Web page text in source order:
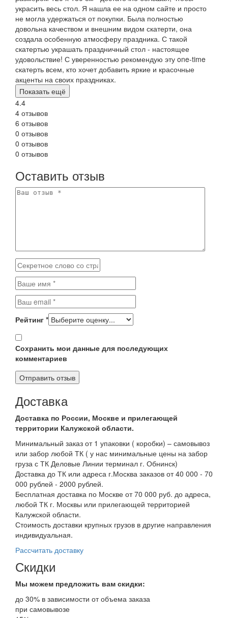
украсить весь стол. Я нашла ее на одном сайте и просто
не могла удержаться от покупки. Была полностью
довольна качеством и внешним видом скатерти, она
создала особенную атмосферу праздника. С такой
скатертью украшать праздничный стол - настоящее
удовольствие! С уверенностью рекомендую эту one-time
скатерть всем, кто хочет добавить яркие и красочные
акценты на своих праздниках.
Показать ещё
4.4
4 отзывов
6 отзывов
0 отзывов
0 отзывов
0 отзывов
Оставить отзыв
Рейтинг *
Сохранить мои данные для последующих
комментариев
Доставка
Доставка по России, Москве и прилегающей
территории Калужской области.
Минимальный заказ от 1 упаковки ( коробки) – самовывоз
или забор любой ТК ( у нас минимальные цены на забор
груза с ТК Деловые Линии терминал г. Обнинск)
Доставка до ТК или адреса г.Москва заказов от 40 000 - 70
000 рублей - 2000 рублей.
Бесплатная доставка по Москве от 70 000 руб. до адреса,
любой ТК г. Москвы или прилегающей территорией
Калужской области.
Стоимость доставки крупных грузов в другие направления
индивидуальная.
Рассчитать доставку
Скидки
Мы можем предложить вам скидки:
до 30% в зависимости от объема заказа
при самовывозе